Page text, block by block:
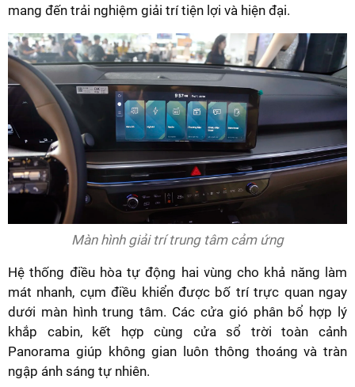
mang đến trải nghiệm giải trí tiện lợi và hiện đại.
Màn hình giải trí trung tâm cảm ứng
Hệ thống điều hòa tự động hai vùng cho khả năng làm
mát nhanh, cụm điều khiển được bố trí trực quan ngay
dưới màn hình trung tâm. Các cửa gió phân bổ hợp lý
khắp cabin, kết hợp cùng cửa sổ trời toàn cảnh
Panorama giúp không gian luôn thông thoáng và tràn
ngập ánh sáng tự nhiên.